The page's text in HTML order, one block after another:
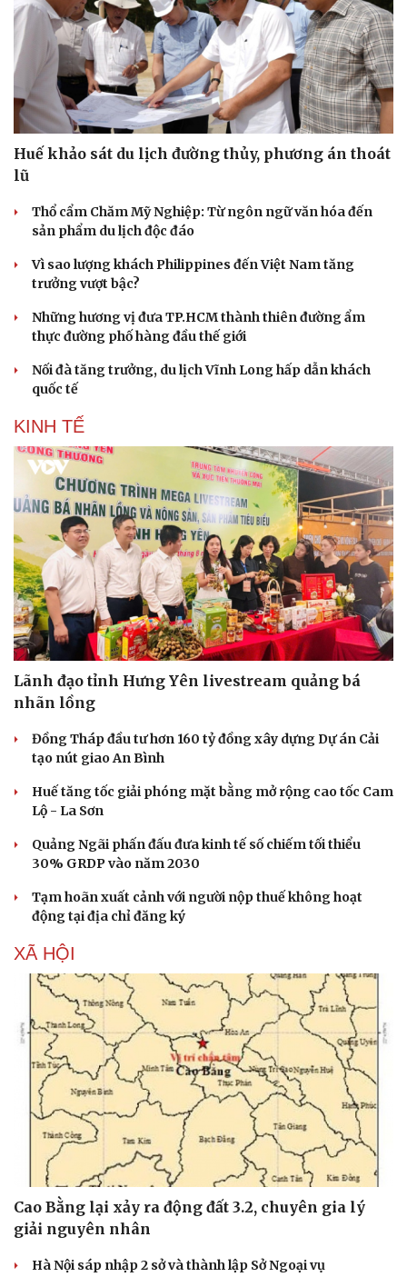
Du lịch
Tư vấn
check-in
Podcast
Cửa sổ tình yêu
Huế khảo sát du lịch đường thủy, phương án thoát
lũ
Thổ cẩm Chăm Mỹ Nghiệp: Từ ngôn ngữ văn hóa đến
sản phẩm du lịch độc đáo
Vì sao lượng khách Philippines đến Việt Nam tăng
trưởng vượt bậc?
Những hương vị đưa TP.HCM thành thiên đường ẩm
thực đường phố hàng đầu thế giới
Nối đà tăng trưởng, du lịch Vĩnh Long hấp dẫn khách
quốc tế
KINH TẾ
Lãnh đạo tỉnh Hưng Yên livestream quảng bá
nhãn lồng
Đồng Tháp đầu tư hơn 160 tỷ đồng xây dựng Dự án Cải
tạo nút giao An Bình
Huế tăng tốc giải phóng mặt bằng mở rộng cao tốc Cam
Lộ - La Sơn
Quảng Ngãi phấn đấu đưa kinh tế số chiếm tối thiểu
30% GRDP vào năm 2030
Tạm hoãn xuất cảnh với người nộp thuế không hoạt
động tại địa chỉ đăng ký
XÃ HỘI
Cao Bằng lại xảy ra động đất 3.2, chuyên gia lý
giải nguyên nhân
Hà Nội sáp nhập 2 sở và thành lập Sở Ngoại vụ